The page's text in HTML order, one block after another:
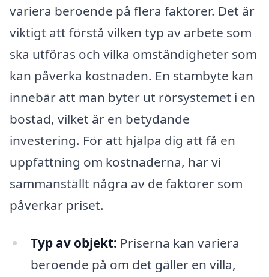
variera beroende på flera faktorer. Det är
viktigt att förstå vilken typ av arbete som
ska utföras och vilka omständigheter som
kan påverka kostnaden. En stambyte kan
innebär att man byter ut rörsystemet i en
bostad, vilket är en betydande
investering. För att hjälpa dig att få en
uppfattning om kostnaderna, har vi
sammanställt några av de faktorer som
påverkar priset.
Typ av objekt: Priserna kan variera
beroende på om det gäller en villa,